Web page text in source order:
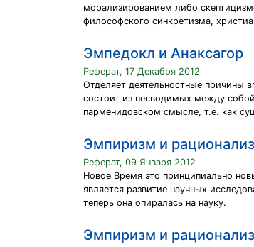
морализированием либо
философского синкретизма,
Эмпедокл и Анаксагор
Реферат, 17 Декабря 2012
Отделяет деятельностные причины
состоит из несводимых между
парменидовском смысле, т.е. как
Эмпиризм и
Реферат, 09 Января 2012
Новое Время это принципиально
является развитие научных
теперь она опиралась на науку.
Эмпиризм и